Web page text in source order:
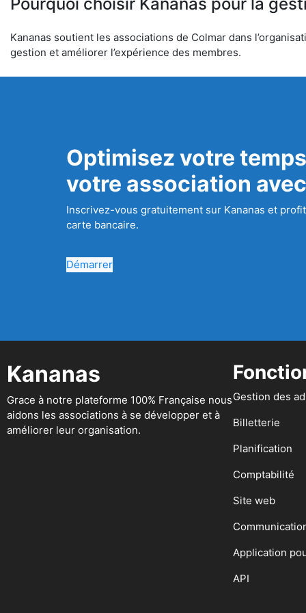
Kananas soutient les associations de Colmar dans
gestion et améliorer l’expérience des membres.
Optimisez votre
votre association
Inscrivez-vous gratuitement sur Kananas et
carte bancaire.
Démarrer
Kananas
Grace à notre plateforme 100% Française nous
aidons les associations à se développer et à
améliorer leur organisation.
Gestion des
Billetterie
Planification
Comptabilité
Site web
Application
API